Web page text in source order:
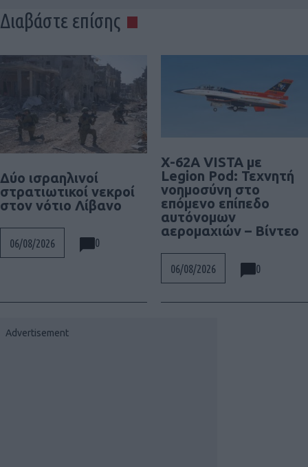
Διαβάστε επίσης
Δύο ισραηλινοί
στρατιωτικοί νεκροί
στον νότιο Λίβανο
06/08/2026 0
X-62A VISTA με
Legion Pod: Τεχνητή
νοημοσύνη στο
επόμενο επίπεδο
αυτόνομων
αερομαχιών – Βίντεο
06/08/2026 0